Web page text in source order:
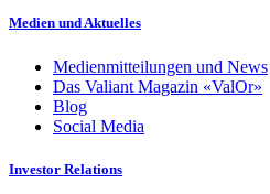
Medien und Aktuelles
Medienmitteilungen und News
Das Valiant Magazin «ValOr»
Blog
Social Media
Investor Relations